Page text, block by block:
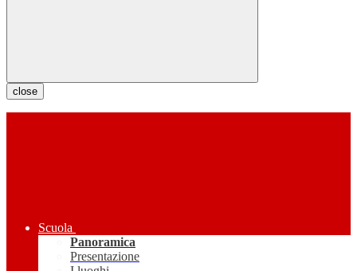
close
Scuola
Panoramica
Presentazione